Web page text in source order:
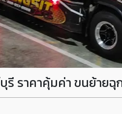
รี ราคาคุ้มค่า ขนย้ายฉุ